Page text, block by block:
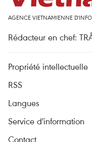
AGENCE VIETNAMIENNE
Rédacteur en chef:
Propriété intellectuelle
RSS
Langues
Service d'information
Contact